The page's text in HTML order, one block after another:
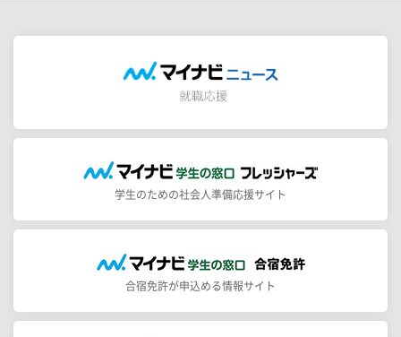
学生のための社会人準備応援サイト
合宿免許が申込める情報サイト